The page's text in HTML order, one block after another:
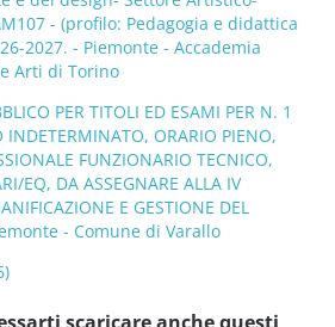
- (profilo: Pedagogia e didattica
2027. - Piemonte - Accademia
Arti di Torino
PER TITOLI ED ESAMI PER N. 1
INDETERMINATO, ORARIO PIENO,
FUNZIONARIO TECNICO,
EQ, DA ASSEGNARE ALLA IV
E GESTIONE DEL
- Comune di Varallo